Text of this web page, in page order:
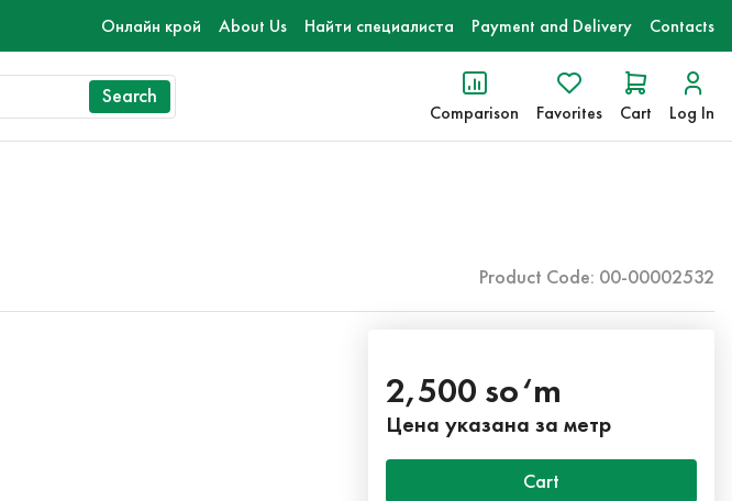
Онлайн крой About Us Найти специалиста Payment and Delivery Contacts
Search
Comparison Favorites Cart Log In
Product Code: 00-00002532
2,500 so‘m
Цена указана за метр
Cart